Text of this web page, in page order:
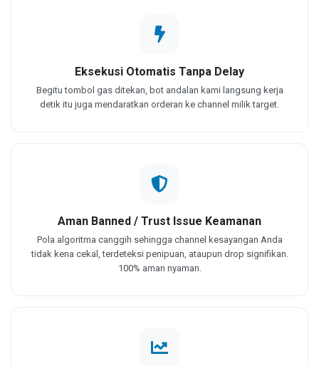
Eksekusi Otomatis Tanpa Delay
Begitu tombol gas ditekan, bot andalan kami langsung kerja
detik itu juga mendaratkan orderan ke channel milik target.
Aman Banned / Trust Issue Keamanan
Pola algoritma canggih sehingga channel kesayangan Anda
tidak kena cekal, terdeteksi penipuan, ataupun drop signifikan.
100% aman nyaman.